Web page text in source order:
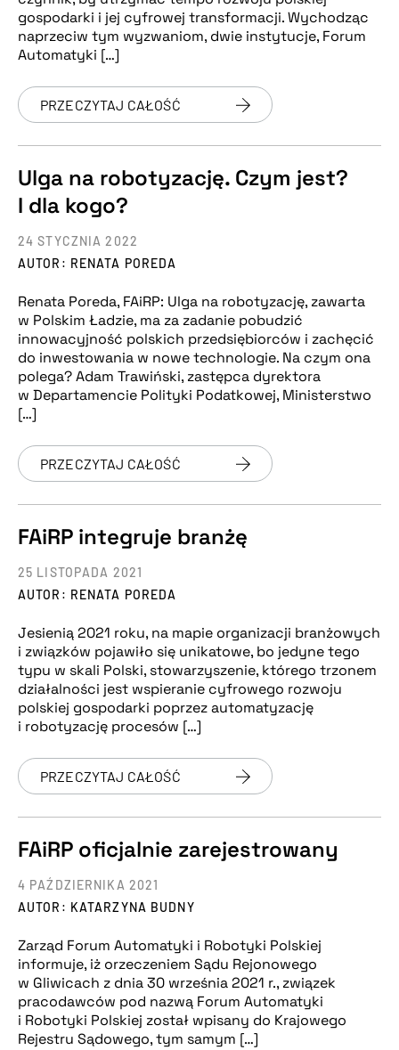
gospodarki i jej cyfrowej transformacji. Wychodząc
naprzeciw tym wyzwaniom, dwie instytucje, Forum
Automatyki […]
PRZECZYTAJ CAŁOŚĆ
Ulga na robotyzację. Czym jest?
I dla kogo?
AUTOR: RENATA POREDA
24 STYCZNIA 2022
Renata Poreda, FAiRP: Ulga na robotyzację, zawarta
w Polskim Ładzie, ma za zadanie pobudzić
innowacyjność polskich przedsiębiorców i zachęcić
do inwestowania w nowe technologie. Na czym ona
polega? Adam Trawiński, zastępca dyrektora
w Departamencie Polityki Podatkowej, Ministerstwo
[…]
PRZECZYTAJ CAŁOŚĆ
FAiRP integruje branżę
AUTOR: RENATA POREDA
25 LISTOPADA 2021
Jesienią 2021 roku, na mapie organizacji branżowych
i związków pojawiło się unikatowe, bo jedyne tego
typu w skali Polski, stowarzyszenie, którego trzonem
działalności jest wspieranie cyfrowego rozwoju
polskiej gospodarki poprzez automatyzację
i robotyzację procesów […]
PRZECZYTAJ CAŁOŚĆ
FAiRP oficjalnie zarejestrowany
AUTOR: KATARZYNA BUDNY
4 PAŹDZIERNIKA 2021
Zarząd Forum Automatyki i Robotyki Polskiej
informuje, iż orzeczeniem Sądu Rejonowego
w Gliwicach z dnia 30 września 2021 r., związek
pracodawców pod nazwą Forum Automatyki
i Robotyki Polskiej został wpisany do Krajowego
Rejestru Sądowego, tym samym […]